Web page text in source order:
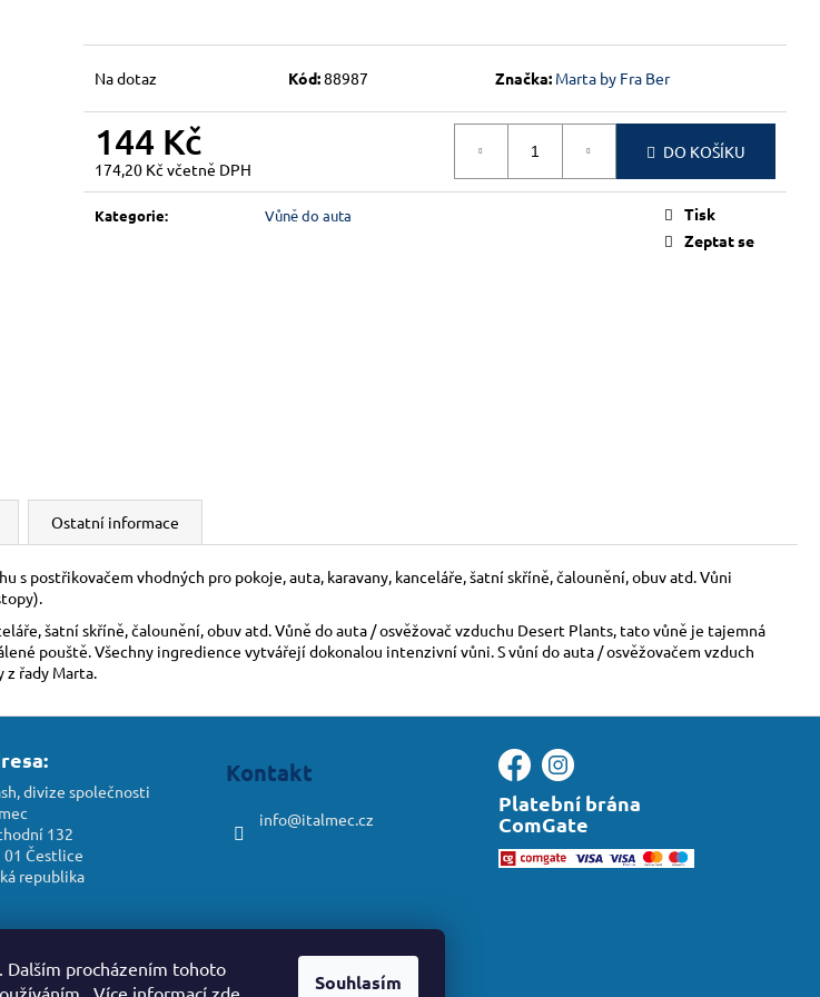
Dalším procházením tohoto
Více informací zde Souhlasím
Na dotaz Kód:88987 Značka: Marta by Fra Ber
144 Kč
174,20 Kč včetně DPH
Měrná
cena:
DO KOŠÍKU
Kategorie: Vůně do auta
Tisk
Zeptat se
Ostatní informace
postřikovačem vhodných pro pokoje, auta, karavany, kanceláře, šatní skříně, čalounění, obuv atd. Vůni
šatní skříně, čalounění, obuv atd. Vůně do auta / osvěžovač vzduchu Desert Plants, tato vůně je tajemná
pouště. Všechny ingredience vytvářejí dokonalou intenzivní vůni. S vůní do auta / osvěžovačem vzduch
řady Marta.
divize společnosti
132
01 Čestlice
republika
Kontakt
info@italmec.cz
Platební brána
ComGate